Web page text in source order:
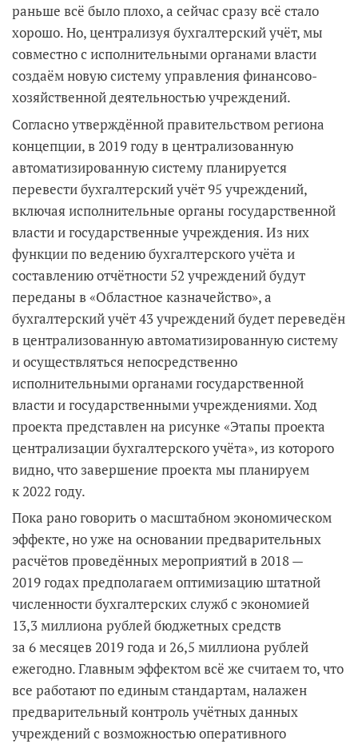
раньше всё было плохо, а сейчас сразу всё стало
хорошо. Но, централизуя бухгалтерский учёт, мы
совместно с исполнительными органами власти
создаём новую систему управления финансово-
хозяйственной деятельностью учреждений.
Согласно утверждённой правительством региона
концепции, в 2019 году в централизованную
автоматизированную систему планируется
перевести бухгалтерский учёт 95 учреждений,
включая исполнительные органы государственной
власти и государственные учреждения. Из них
функции по ведению бухгалтерского учёта и
составлению отчётности 52 учреждений будут
переданы в «Областное казначейство», а
бухгалтерский учёт 43 учреждений будет переведён
в централизованную автоматизированную систему
и осуществляться непосредственно
исполнительными органами государственной
власти и государственными учреждениями. Ход
проекта представлен на рисунке «Этапы проекта
централизации бухгалтерского учёта», из которого
видно, что завершение проекта мы планируем
к 2022 году.
Пока рано говорить о масштабном экономическом
эффекте, но уже на основании предварительных
расчётов проведённых мероприятий в 2018 —
2019 годах предполагаем оптимизацию штатной
численности бухгалтерских служб с экономией
13,3 миллиона рублей бюджетных средств
за 6 месяцев 2019 года и 26,5 миллиона рублей
ежегодно. Главным эффектом всё же считаем то, что
все работают по единым стандартам, налажен
предварительный контроль учётных данных
учреждений с возможностью оперативного